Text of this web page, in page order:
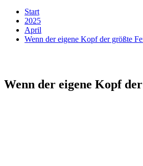
Start
2025
April
Wenn der eigene Kopf der größte
Wenn der eigene Kopf